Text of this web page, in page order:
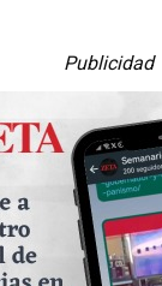
Publicidad